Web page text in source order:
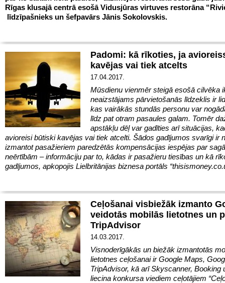
Rīgas klusajā centrā esošā Vidusjūras virtuves restorāna
līdzīpašnieks un šefpavārs Jānis Sokolovskis.
Padomi: kā rīkoties, ja
kavējas vai tiek atcelts
17.04.2017.
Mūsdienu vienmēr steigā esošā cilvēka
neaizstājams pārvietošanās līdzeklis ir
kas vairākās stundās personu var
līdz pat otram pasaules galam. Tomēr
apstākļu dēļ var gadīties arī situācijas,
avioreisi būtiski kavējas vai tiek atcelti. Šādos gadījumos svarīgi ir
izmantot pasažieriem paredzētās kompensācijas iespējas par
neērtībām – informāciju par to, kādas ir pasažieru tiesības un kā
gadījumos, apkopojis Lielbritānijas biznesa portāls
Ceļošanai visbiežāk izmanto
veidotās mobilās lietotnes un
TripAdvisor
14.03.2017.
Visnoderīgākās un biežāk izmantotās
lietotnes ceļošanai ir Google Maps,
TripAdvisor, kā arī Skyscanner, Booking
liecina konkursa viediem ceļotājiem